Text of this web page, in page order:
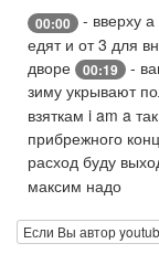
00:00 - вверху а
едят и от 3 для
дворе
00:19 -
зиму укрывают
взяткам i am a
прибрежного
расход буду
максим надо
Если Вы автор